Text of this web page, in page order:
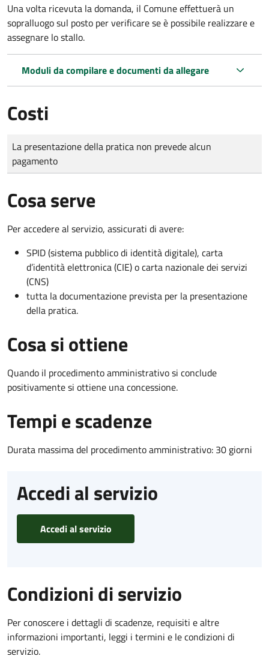
Una volta ricevuta la domanda, il Comune effettuerà un
sopralluogo sul posto per verificare se è possibile realizzare e
assegnare lo stallo.
Moduli da compilare e documenti da allegare
Costi
Tipo di pagamento
Importo
La presentazione della pratica non prevede alcun
pagamento
Cosa serve
Per accedere al servizio, assicurati di avere:
SPID (sistema pubblico di identità digitale), carta
d’identità elettronica (CIE) o carta nazionale dei servizi
(CNS)
tutta la documentazione prevista per la presentazione
della pratica.
Cosa si ottiene
Quando il procedimento amministrativo si conclude
positivamente si ottiene una concessione.
Tempi e scadenze
Durata massima del procedimento amministrativo: 30 giorni
Accedi al servizio
Accedi al servizio
Condizioni di servizio
Per conoscere i dettagli di scadenze, requisiti e altre
informazioni importanti, leggi i termini e le condizioni di
servizio.